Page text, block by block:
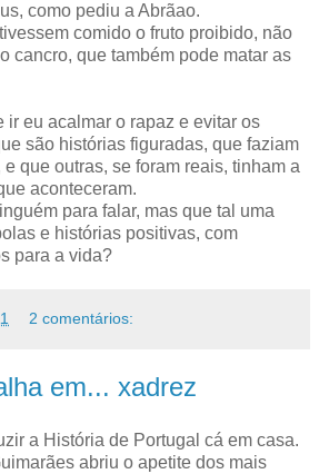
como pediu a Abrãao.
comido o fruto proibido, não
cancro, que também pode matar as
ir eu acalmar o rapaz e evitar os
são histórias figuradas, que faziam
que outras, se foram reais, tinham a
aconteceram.
para falar, mas que tal uma
e histórias positivas, com
para a vida?
2 comentários:
em... xadrez
a História de Portugal cá em casa.
abriu o apetite dos mais